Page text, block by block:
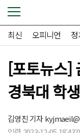
최신 오피니언
[포토뉴스]
경북대 학
김영진 기자